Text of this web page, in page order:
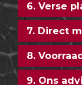
6. Verse
7. Direct
8.
9. Ons